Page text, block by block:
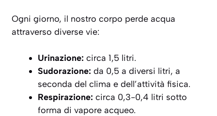
Ogni giorno, il nostro corpo perde acqua
attraverso diverse vie:
Urinazione: circa 1,5 litri.
Sudorazione: da 0,5 a diversi litri, a
seconda del clima e dell’attività fisica.
Respirazione: circa 0,3-0,4 litri sotto
forma di vapore acqueo.